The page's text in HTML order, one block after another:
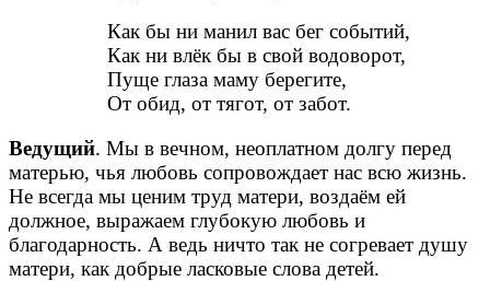
Как бы ни манил вас бег событий,
Как ни влёк бы в свой водоворот,
Пуще глаза маму берегите,
От обид, от тягот, от забот.
Ведущий. Мы в вечном, неоплатном долгу перед
матерью, чья любовь сопровождает нас всю жизнь.
Не всегда мы ценим труд матери, воздаём ей
должное, выражаем глубокую любовь и
благодарность. А ведь ничто так не согревает душу
матери, как добрые ласковые слова детей.